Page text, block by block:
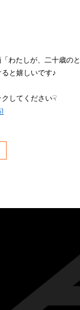
わたしが、二十歳の
と嬉しいです♪
してください☟